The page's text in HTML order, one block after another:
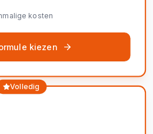
kosten
kiezen
Volledig